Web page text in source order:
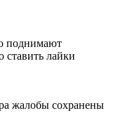
поднимают
ставить лайки
жалобы сохранены